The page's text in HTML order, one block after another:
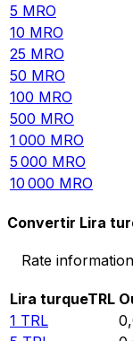
5 MRO
10 MRO
25 MRO
50 MRO
100 MRO
500 MRO
1 000 MRO
5 000 MRO
10 000 MRO
Convertir Lira
Rate
Lira turqueTRL
1 TRL